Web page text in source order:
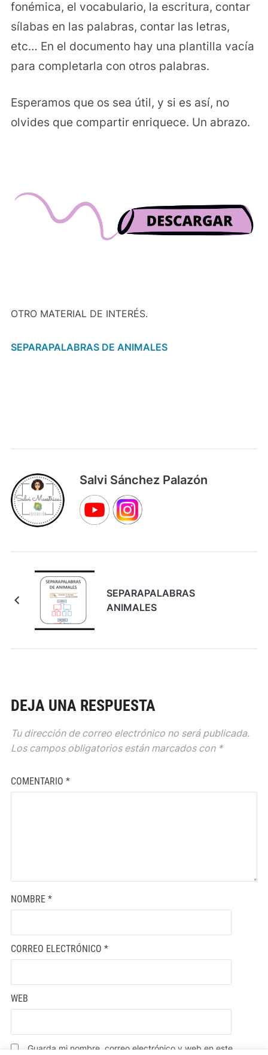
fonémica, el vocabulario, la escritura, contar
sílabas en las palabras, contar las letras,
etc… En el documento hay una plantilla vacía
para completarla con otros palabras.
Esperamos que os sea útil, y si es así, no
olvides que compartir enriquece. Un abrazo.
OTRO MATERIAL DE INTERÉS.
SEPARAPALABRAS DE ANIMALES
Salvi Sánchez Palazón
SEPARAPALABRAS
ANIMALES
DEJA UNA RESPUESTA
Tu dirección de correo electrónico no será publicada.
Los campos obligatorios están marcados con *
COMENTARIO *
NOMBRE *
CORREO ELECTRÓNICO *
WEB
Guarda mi nombre, correo electrónico y web en este